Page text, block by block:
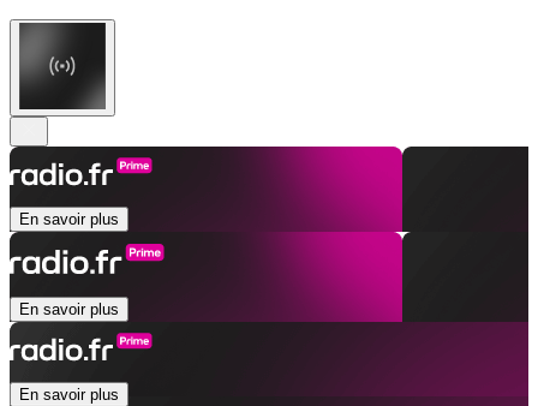
En savoir plus
En savoir plus
En savoir plus